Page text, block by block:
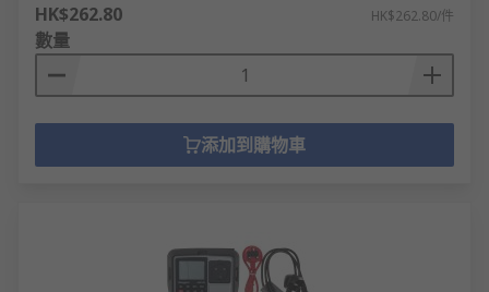
HK$262.80 HK$262.80/件
數量
添加到購物車